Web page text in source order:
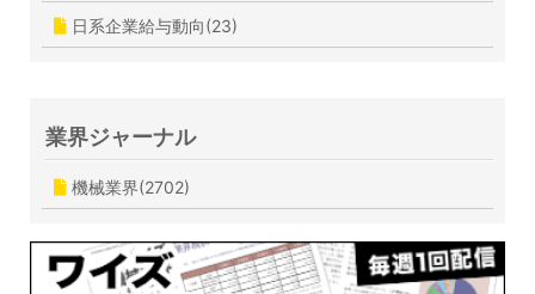
日系企業給与動向(23)
業界ジャーナル
機械業界(2702)